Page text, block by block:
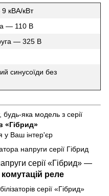
9 кВА/кВт
— 110 В
— 325 В
синусоїди без
яка модель з серії
«Гібрид»
у Ваш інтер'єр
серії «Гібрид» —
реле
серії «Гібрид»